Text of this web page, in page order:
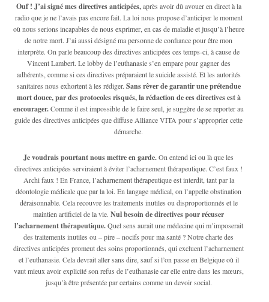
Ouf ! J’ai signé mes directives anticipées,après avoir dû avouer en direct à la
radio que je ne l’avais pas encore fait. La loi nous propose d’anticiper le moment
où nous serions incapables de nous exprimer, en cas de maladie et jusqu’à l’heure
de notre mort. J’ai aussi désigné ma personne de confiance pour être mon
interprète. On parle beaucoup des directives anticipées ces temps-ci, à cause de
Vincent Lambert. Le lobby de l’euthanasie s’en empare pour gagner des
adhérents, comme si ces directives préparaient le suicide assisté. Et les autorités
sanitaires nous exhortent à les rédiger. Sans rêver de garantir une prétendue
mort douce, par des protocoles risqués, la rédaction de ces directives est à
encourager.Comme il est impossible de le faire seul, je suggère de se reporter au
guide des directives anticipées que diffuse Alliance VITA pour s’approprier cette
démarche.
Je voudrais pourtant nous mettre en garde.On entend ici ou là que les
directives anticipées serviraient à éviter l’acharnement thérapeutique. C’est faux !
Archi faux ! En France, l’acharnement thérapeutique est interdit, tant par la
déontologie médicale que par la loi. En langage médical, on l’appelle obstination
déraisonnable. Cela recouvre les traitements inutiles ou disproportionnés et le
maintien artificiel de la vie. Nul besoin de directives pour récuser
l’acharnement thérapeutique.Quel sens aurait une médecine qui m’imposerait
des traitements inutiles ou – pire – nocifs pour ma santé ? Notre charte des
directives anticipées promeut des soins proportionnés, qui excluent l’acharnement
et l’euthanasie. Cela devrait aller sans dire, sauf si l’on passe en Belgique où il
vaut mieux avoir explicité son refus de l’euthanasie car elle entre dans les mœurs,
jusqu’à être présentée par certains comme un devoir social.